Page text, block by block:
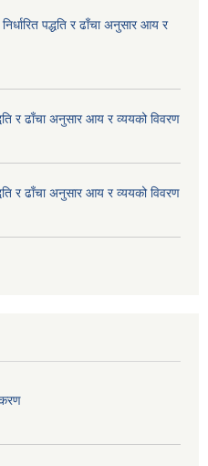
पद्धति र ढाँचा अनुसार आय र
र ढाँचा अनुसार आय र व्ययको विवरण
र ढाँचा अनुसार आय र व्ययको विवरण